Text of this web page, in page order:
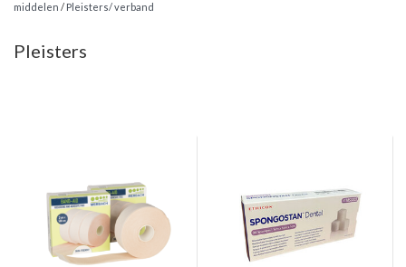
middelen / Pleisters/ verband
Pleisters